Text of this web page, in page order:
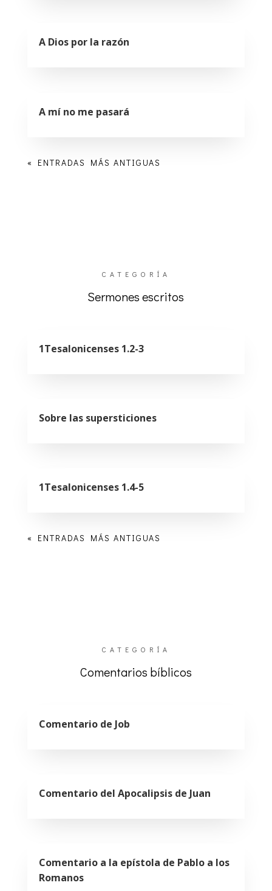
A Dios por la razón
A mí no me pasará
« ENTRADAS MÁS ANTIGUAS
CATEGORÍA
Sermones escritos
1Tesalonicenses 1.2-3
Sobre las supersticiones
1Tesalonicenses 1.4-5
« ENTRADAS MÁS ANTIGUAS
CATEGORÍA
Comentarios bíblicos
Comentario de Job
Comentario del Apocalipsis de Juan
Comentario a la epístola de Pablo a los
Romanos